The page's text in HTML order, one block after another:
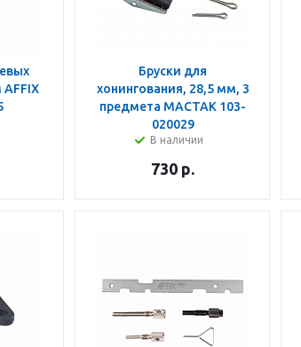
Бруски для
хонингования, 28,5 мм, 3
предмета МАСТАК 103-
020029
В наличии
730 р.